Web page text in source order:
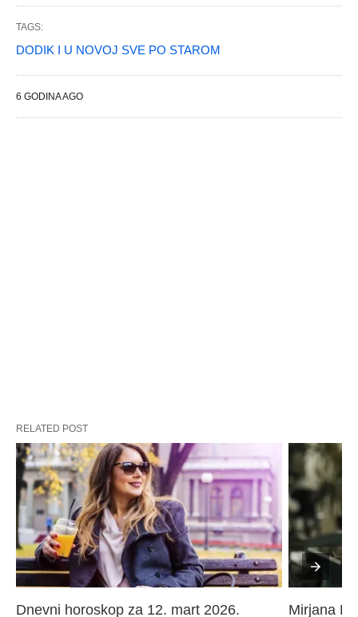
TAGS:
DODIK I U NOVOJ SVE PO STAROM
6 GODINA AGO
RELATED POST
Dnevni horoskop za 12. mart 2026. Mirjana